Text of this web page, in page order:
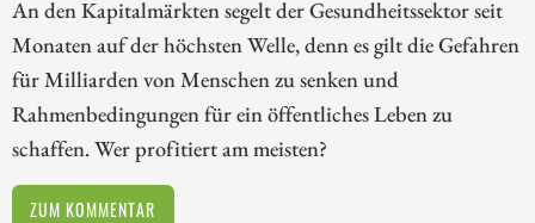
An den Kapitalmärkten segelt der Gesundheitssektor seit
Monaten auf der höchsten Welle, denn es gilt die Gefahren
für Milliarden von Menschen zu senken und
Rahmenbedingungen für ein öffentliches Leben zu
schaffen. Wer profitiert am meisten?
ZUM KOMMENTAR